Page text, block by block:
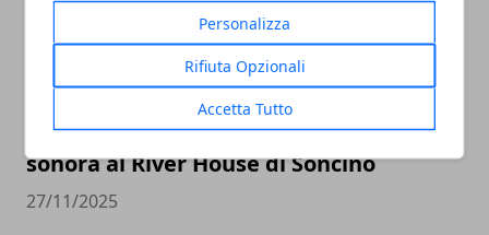
Personalizza
Rifiuta Opzionali
Accetta Tutto
Il 29 novembre Fritu porta la sua visione
sonora al River House di Soncino
27/11/2025